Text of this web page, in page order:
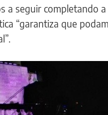
a seguir completando
“garantiza que